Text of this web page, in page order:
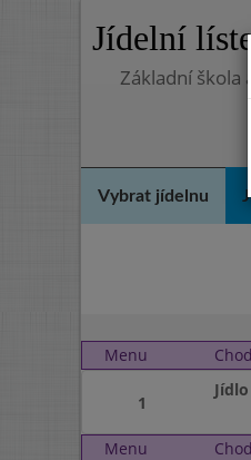
Jídelní
Základní škola
Vybrat jídelnu
Menu
Chod
1
Jídlo
Menu Chod